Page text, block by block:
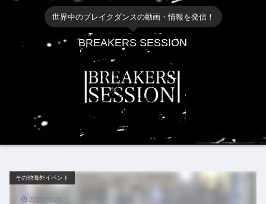
世界中のブレイクダンスの動画・情報を発信！
BREAKERS SESSION
その他海外イベント
2024.03.24